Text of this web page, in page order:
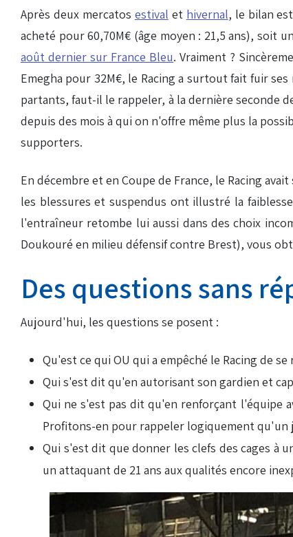
Après deux mercatos estival et hivernal, le bilan
acheté pour 60,70M€ (âge moyen : 21,5 ans), soit
août dernier sur France Bleu. Vraiment ?
Emegha pour 32M€, le Racing a surtout fait fuir
partants, faut-il le rappeler, à la dernière seconde
depuis des mois à qui on n'offre même plus la
supporters.
En décembre et en Coupe de France, le Racing
les blessures et suspendus ont illustré la
l'entraîneur retombe lui aussi dans des choix
Doukouré en milieu défensif contre Brest), vous
Des questions sans
Aujourd'hui, les questions se posent :
Qu'est ce qui OU qui a empêché le Racing de
Qui s'est dit qu'en autorisant son gardien et
Qui ne s'est pas dit qu'en renforçant l'équipe
Profitons-en pour rappeler logiquement qu'un
Qui s'est dit que donner les clefs des cages à
un attaquant de 21 ans aux qualités encore